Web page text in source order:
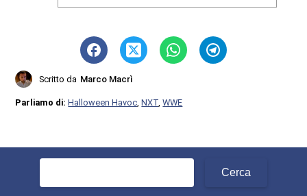
Scritto da Marco Macrì
Parliamo di:Halloween Havoc ,NXT ,WWE